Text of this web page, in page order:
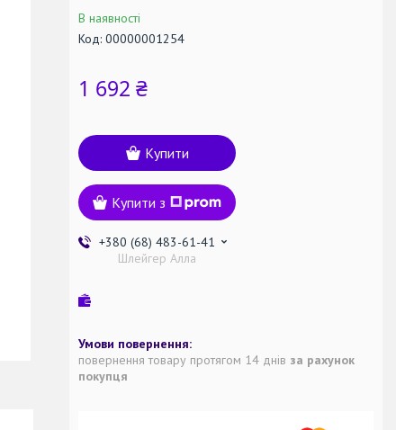
В наявності
Код: 00000001254
1 692 ₴
Купити
Купити з
+380 (68) 483-61-41
Шлейгер Алла
повернення товару протягом 14 днів за рахунок
покупця